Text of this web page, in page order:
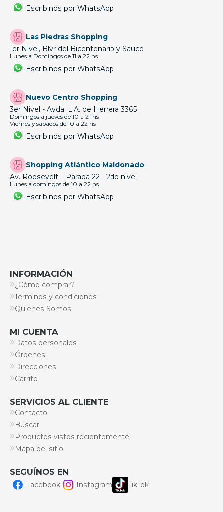
Escribinos por WhatsApp
Las Piedras Shopping
1er Nivel, Blvr del Bicentenario y Sauce
Lunes a Domingos de 11 a 22 hs
Escribinos por WhatsApp
Nuevo Centro Shopping
3er Nivel - Avda. L.A. de Herrera 3365
Domingos a jueves de 10 a 21 hs
Viernes y sabados de 10 a 22 hs
Escribinos por WhatsApp
Shopping Atlántico Maldonado
Av. Roosevelt – Parada 22 - 2do nivel
Lunes a domingos de 10 a 22 hs
Escribinos por WhatsApp
INFORMACIÓN
¿Cómo comprar?
Términos y condiciones
Quienes Somos
MI CUENTA
Datos personales
Órdenes
Direcciones
Carrito
SERVICIOS AL CLIENTE
Contacto
Buscar
Productos vistos recientemente
Mapa del sitio
SEGUÍNOS EN
Facebook Instagram TikTok